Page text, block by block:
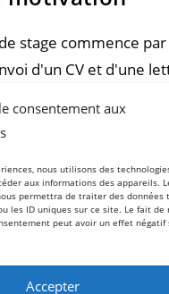
consentement aux
nous utilisons des
aux informations des appareils.
permettra de traiter des données
les ID uniques sur ce site. Le fait de
peut avoir un effet négatif
Accepter
stage commence par
d'un CV et d'une
? Je te dévoile
dit, les…